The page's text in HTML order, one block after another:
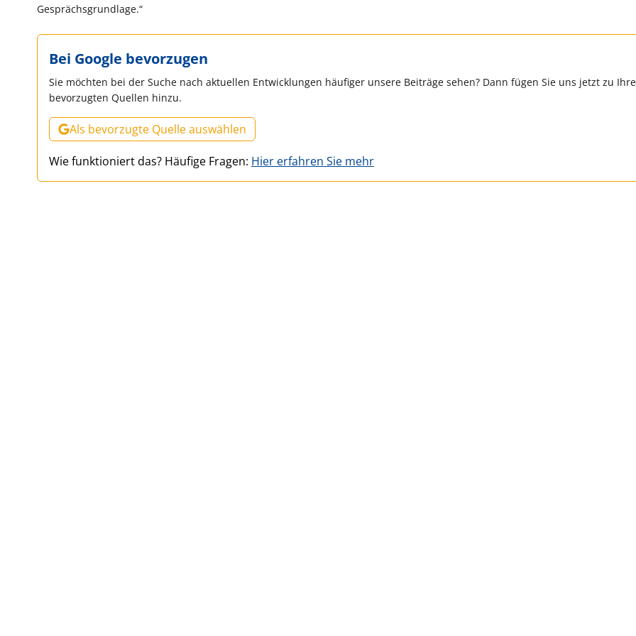
Gesprächsgrundlage.“
Bei Google bevorzugen
Sie möchten bei der Suche nach aktuellen Entwicklungen häufiger unsere Beiträge sehen? Dann fügen Sie uns jetzt zu
bevorzugten Quellen hinzu.
Als bevorzugte Quelle auswählen
Wie funktioniert das? Häufige Fragen: Hier erfahren Sie mehr